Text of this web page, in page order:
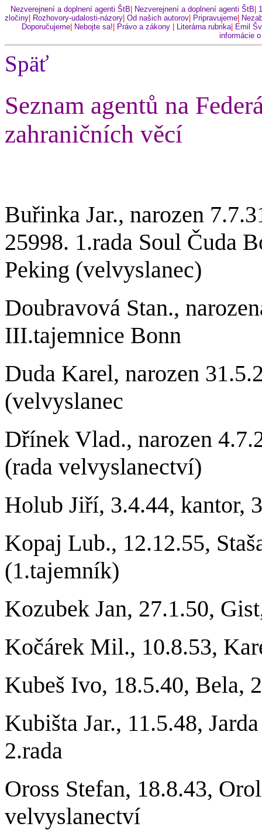
Nezverejnení a doplnení agenti ŠtB Nezverejnení a doplnení agenti ŠtB
zločiny Rozhovory-udalosti-názory Od našich autorov Pripravujeme
Doporučujeme| Nebojte sa! Právo a zákony| Literárna rubrika| Emil
informácie
Späť
Seznam agentů na
zahraničních věcí
Buřinka Jar., narozen
25998. 1.rada Soul Čuda
Peking (velvyslanec)
Doubravová Stan.,
III.tajemnice Bonn
Duda Karel, narozen
(velvyslanec
Dřínek Vlad., narozen
(rada velvyslanectví)
Holub Jiří, 3.4.44, kantor,
Kopaj Lub., 12.12.55,
(1.tajemník)
Kozubek Jan, 27.1.50,
Kočárek Mil., 10.8.53,
Kubeš Ivo, 18.5.40, Bela,
Kubišta Jar., 11.5.48,
2.rada
Oross Stefan, 18.8.43,
velvyslanectví